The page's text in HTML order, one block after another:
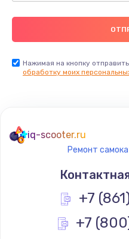
Нажимая на кнопку
обработку моих
iq-scooter.ru
Ремонт
+7
+7